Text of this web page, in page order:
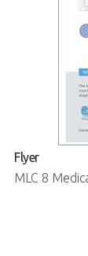
Flyer
MLC 8